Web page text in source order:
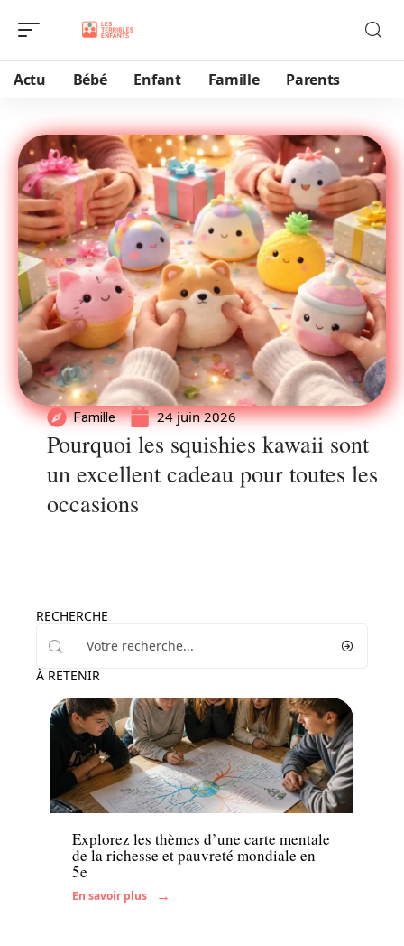
Actu Bébé Enfant Famille Parents
Famille 24 juin 2026
Pourquoi les squishies kawaii sont
un excellent cadeau pour toutes les
occasions
RECHERCHE
À RETENIR
Enfant
Explorez les thèmes d’une carte mentale
de la richesse et pauvreté mondiale en
5e
En savoir plus